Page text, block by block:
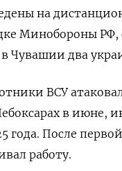
на
Минобороны
Чувашии два
ВСУ
в июне,
года. После
работу.